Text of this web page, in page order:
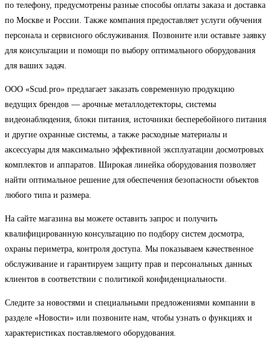
по телефону, предусмотрены разные способы оплаты заказа и доставка
по Москве и России. Также компания предоставляет услуги обучения
персонала и сервисного обслуживания. Позвоните или оставьте заявку
для консультации и помощи по выбору оптимального оборудования
для ваших задач.
ООО «Scud.pro» предлагает заказать современную продукцию
ведущих брендов — арочные металлодетекторы, системы
видеонаблюдения, блоки питания, источники бесперебойного питания
и другие охранные системы, а также расходные материалы и
аксессуары для максимально эффективной эксплуатации досмотровых
комплектов и аппаратов. Широкая линейка оборудования позволяет
найти оптимальное решение для обеспечения безопасности объектов
любого типа и размера.
На сайте магазина вы можете оставить запрос и получить
квалифицированную консультацию по подбору систем досмотра,
охраны периметра, контроля доступа. Мы показываем качественное
обслуживание и гарантируем защиту прав и персональных данных
клиентов в соответствии с политикой конфиденциальности.
Следите за новостями и специальными предложениями компании в
разделе «Новости» или позвоните нам, чтобы узнать о функциях и
характеристиках поставляемого оборудования.